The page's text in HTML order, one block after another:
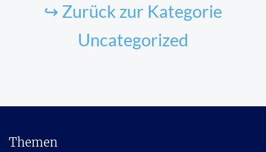
↪ Zurück zur Kategorie
Uncategorized
Themen